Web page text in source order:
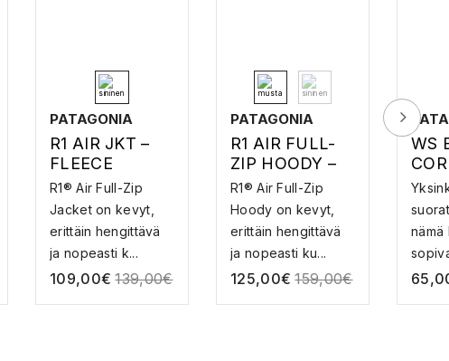
PATAGONIA
R1 AIR JKT –
FLEECE
R1® Air Full-Zip
Jacket on kevyt,
erittäin hengittävä
ja nopeasti k...
109,00€ 139,00€
PATAGONIA
R1 AIR FULL-
ZIP HOODY –
FLEECE
R1® Air Full-Zip
Hoody on kevyt,
erittäin hengittävä
ja nopeasti ku...
125,00€ 159,00€
WS
nämä